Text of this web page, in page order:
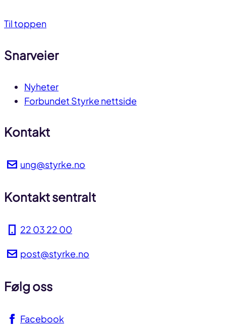
Til toppen
Snarveier
Nyheter
Forbundet Styrke nettside
Kontakt
ung@styrke.no
Kontakt sentralt
22 03 22 00
post@styrke.no
Følg oss
Facebook